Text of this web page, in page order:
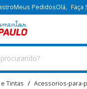
Meus PedidosOlá, Faça
e Tintas acessorios-para-